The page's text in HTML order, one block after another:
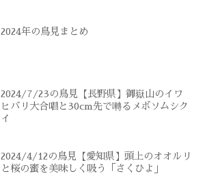
2024年の鳥見まとめ
2024/7/23の鳥見【長野県】御嶽山のイワ
ヒバリ大合唱と30cm先で囀るメボソムシク
イ
2024/4/12の鳥見【愛知県】頭上のオオルリ
と桜の蜜を美味しく吸う「さくひよ」